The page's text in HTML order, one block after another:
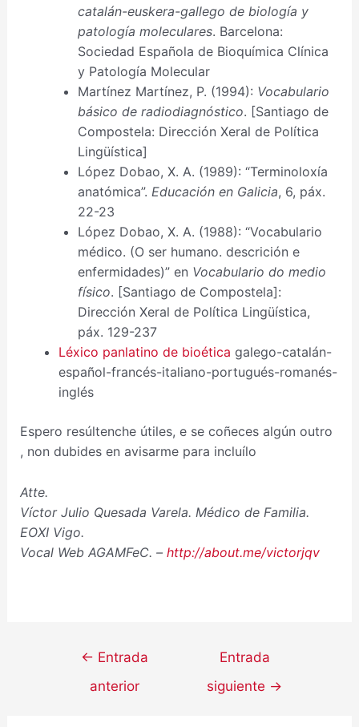
catalán-euskera-gallego de biología y
patología moleculares. Barcelona:
Sociedad Española de Bioquímica Clínica
y Patología Molecular
Martínez Martínez, P. (1994): Vocabulario
básico de radiodiagnóstico. [Santiago de
Compostela: Dirección Xeral de Política
Lingüística]
López Dobao, X. A. (1989): “Terminoloxía
anatómica”. Educación en Galicia, 6, páx.
22-23
López Dobao, X. A. (1988): “Vocabulario
médico. (O ser humano. descrición e
enfermidades)” en Vocabulario do medio
físico. [Santiago de Compostela]:
Dirección Xeral de Política Lingüística,
páx. 129-237
Léxico panlatino de bioética galego-catalán-
español-francés-italiano-portugués-romanés-
inglés
Espero resúltenche útiles, e se coñeces algún outro
, non dubides en avisarme para incluílo
Atte.
Víctor Julio Quesada Varela. Médico de Familia.
EOXI Vigo.
Vocal Web AGAMFeC. – http://about.me/victorjqv
← Entrada
anterior
Entrada
siguiente →